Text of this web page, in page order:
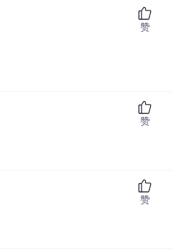
赞
赞
赞